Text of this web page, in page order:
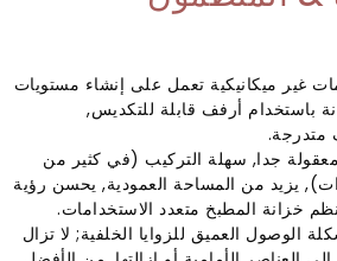
غير ميكانيكية تعمل على إنشاء مستويات
باستخدام أرفف قابلة للتكديس,
متدرجة.
معقولة جدا, سهلة التركيب (في كثير من
يزيد من المساحة العمودية, يحسن رؤية
خزانة المطبخ متعدد الاستخدامات.
الوصول العميق للزوايا الخلفية; لا تزال